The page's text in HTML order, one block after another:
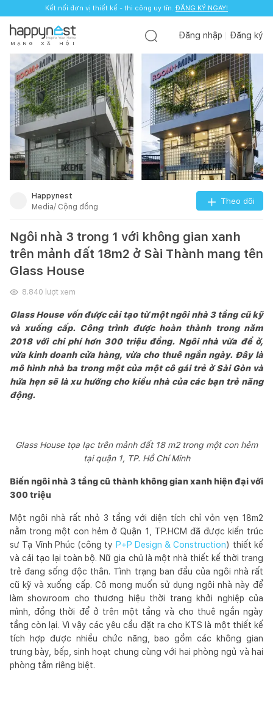
Kết nối đơn vị thiết kế - thi công uy tín. ĐĂNG KÝ NGAY!
M Ạ N G X Ã H Ộ I
Đăng nhập Đăng ký
Happynest
Media/ Cộng đồng
Theo dõi
Ngôi nhà 3 trong 1 với không gian xanh
trên mảnh đất 18m2 ở Sài Thành mang tên
Glass House
8.840 lượt xem
Glass House vốn được cải tạo từ một ngôi nhà 3 tầng cũ kỹ
và xuống cấp. Công trình được hoàn thành trong năm
2018 với chi phí hơn 300 triệu đồng. Ngôi nhà vừa để ở,
vừa kinh doanh cửa hàng, vừa cho thuê ngắn ngày. Đây là
mô hình nhà ba trong một của một cô gái trẻ ở Sài Gòn và
hứa hẹn sẽ là xu hướng cho kiểu nhà của các bạn trẻ năng
động.
Glass House tọa lạc trên mảnh đất 18 m2 trong một con hẻm
tại quận 1, TP. Hồ Chí Minh
Biến ngôi nhà 3 tầng cũ thành không gian xanh hiện đại với
300 triệu
Một ngôi nhà rất nhỏ 3 tầng với diện tích chỉ vỏn vẹn 18m2
nằm trong một con hẻm ở Quận 1, TP.HCM đã được kiến trúc
sư Tạ Vĩnh Phúc (công ty P+P Design & Construction) thiết kế
và cải tạo lại toàn bộ. Nữ gia chủ là một nhà thiết kế thời trang
trẻ đang sống độc thân. Tình trạng ban đầu của ngôi nhà rất
cũ kỹ và xuống cấp. Cô mong muốn sử dụng ngôi nhà này để
làm showroom cho thương hiệu thời trang khởi nghiệp của
mình, đồng thời để ở trên một tầng và cho thuê ngắn ngày
tầng còn lại. Vì vậy các yêu cầu đặt ra cho KTS là một thiết kế
tích hợp được nhiều chức năng, bao gồm các không gian
trưng bày, bếp, sinh hoạt chung cùng với hai phòng ngủ và hai
phòng tắm riêng biệt.